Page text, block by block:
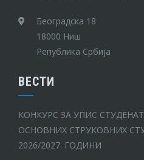
Београдска 18
18000 Ниш
Република Србија
ВЕСТИ
КОНКУРС ЗА УПИС
ОСНОВНИХ СТРУКОВНИХ
2026/2027. ГОДИНИ